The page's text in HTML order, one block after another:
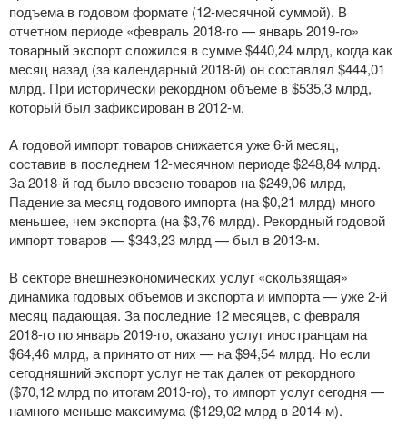
подъема в годовом формате (12-месячнойсуммой). В
отчетном периоде «февраль2018-го— январь2019-го»
товарный экспорт сложился в сумме $440,24 млрд, когда как
месяц назад (за календарный2018-й) он составлял $444,01
млрд. При исторически рекордном объеме в $535,3 млрд,
который был зафиксирован в2012-м.
А годовой импорт товаров снижается уже6-й месяц,
составив в последнем 12-месячном периоде $248,84 млрд.
За2018-й год было ввезено товаров на $249,06 млрд,
Падение за месяц годового импорта (на $0,21 млрд) много
меньшее, чем экспорта (на $3,76 млрд). Рекордный годовой
импорт товаров — $343,23 млрд — был в2013-м.
В секторе внешнеэкономических услуг «скользящая»
динамика годовых объемов и экспорта и импорта — уже2-й
месяц падающая. За последние 12 месяцев, с февраля
2018-го по январь2019-го, оказано услуг иностранцам на
$64,46 млрд, а принято от них — на $94,54 млрд. Но если
сегодняшний экспорт услуг не так далек от рекордного
($70,12 млрд по итогам2013-го), то импорт услуг сегодня —
намного меньше максимума ($129,02 млрд в2014-м).